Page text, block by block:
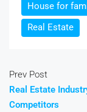
House for
Real Estate
Prev Post
Real Estate
Competitors